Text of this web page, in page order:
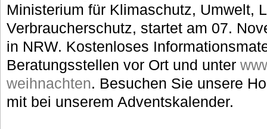
Ministerium für Klimaschutz, Umwelt,
Verbraucherschutz, startet am 07.
in NRW. Kostenloses
Beratungsstellen vor Ort und unter
weihnachten. Besuchen Sie unsere
mit bei unserem Adventskalender.